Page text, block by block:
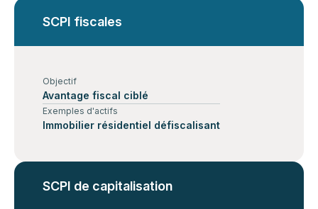
SCPI fiscales
Objectif
Avantage fiscal ciblé
Exemples d'actifs
Immobilier résidentiel défiscalisant
SCPI de capitalisation